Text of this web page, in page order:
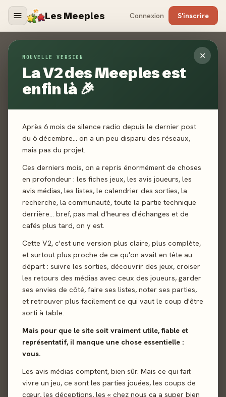
Les Meeples Connexion S'inscrire
✕
NOUVELLE VERSION
La V2 des Meeples est
enfin là 🎉
Après 6 mois de silence radio depuis le dernier post
du 6 décembre… on a un peu disparu des réseaux,
mais pas du projet.
Ces derniers mois, on a repris énormément de choses
en profondeur : les fiches jeux, les avis joueurs, les
avis médias, les listes, le calendrier des sorties, la
recherche, la communauté, toute la partie technique
derrière… bref, pas mal d'heures d'échanges et de
cafés plus tard, on y est.
Cette V2, c'est une version plus claire, plus complète,
et surtout plus proche de ce qu'on avait en tête au
départ : suivre les sorties, découvrir des jeux, croiser
les retours des médias avec ceux des joueurs, garder
ses envies de côté, faire ses listes, noter ses parties,
et retrouver plus facilement ce qui vaut le coup d'être
sorti à table.
Mais pour que le site soit vraiment utile, fiable et
représentatif, il manque une chose essentielle :
vous.
Les avis médias comptent, bien sûr. Mais ce qui fait
vivre un jeu, ce sont les parties jouées, les coups de
cœur, les déceptions, les « chez nous ça a super bien
Contact
ACCUEIL CONTACT
toute autre demande ? Envoyez-nous un mail, nous vous
répondrons dans les plus brefs délais.
Envoyer